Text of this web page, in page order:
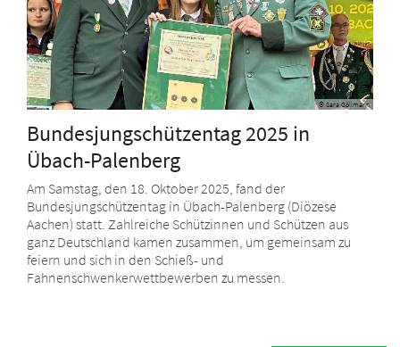
© Sara Göllmann
Bundesjungschützentag 2025 in
Übach-Palenberg
Am Samstag, den 18. Oktober 2025, fand der
Bundesjungschützentag in Übach-Palenberg (Diözese
Aachen) statt. Zahlreiche Schützinnen und Schützen aus
ganz Deutschland kamen zusammen, um gemeinsam zu
feiern und sich in den Schieß- und
Fahnenschwenkerwettbewerben zu messen.